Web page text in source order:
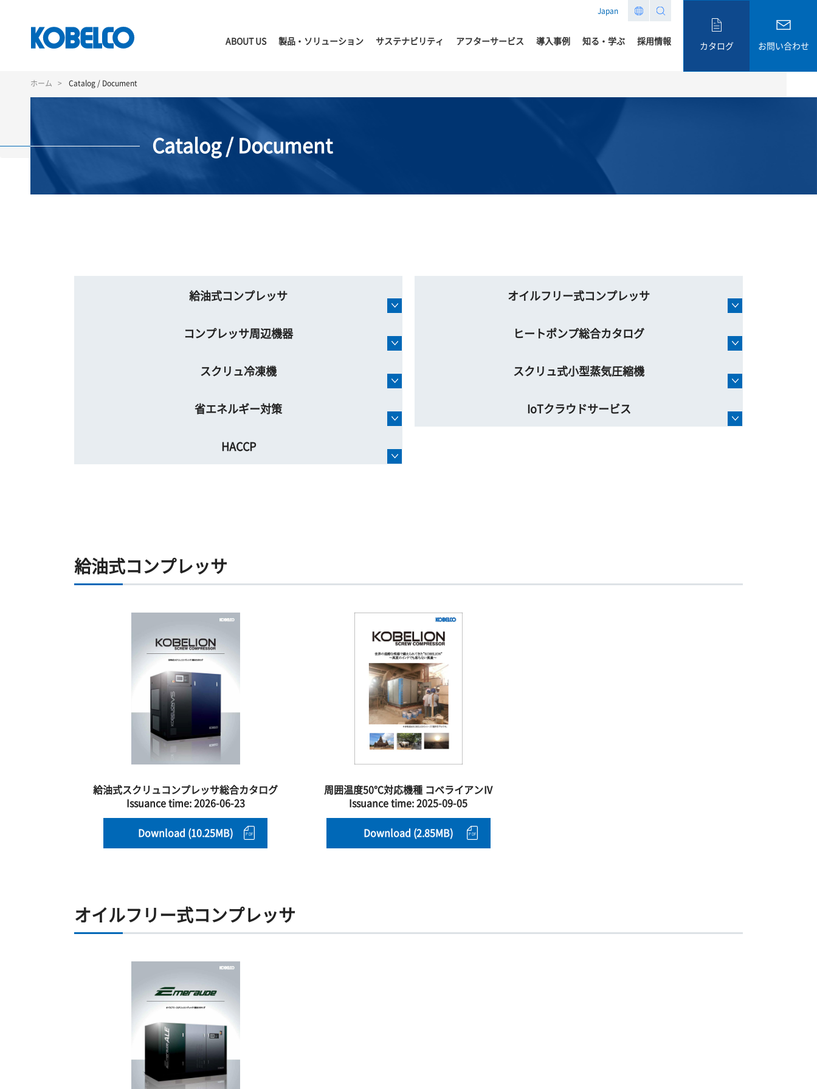
ン
Japan
ABOUT US 製品・ソリューション サステナビリティ アフターサービス 導入事例 知る・学ぶ 採用情報 カタログ お問い合わせ
ホーム Catalog / Document
Catalog / Document
給油式コンプレッサ オイルフリー式コンプレッサ
コンプレッサ周辺機器 ヒートポンプ総合カタログ
スクリュ冷凍機 スクリュ式小型蒸気圧縮機
省エネルギー対策 IoTクラウドサービス
HACCP
給油式コンプレッサ
給油式スクリュコンプレッサ総合カタログ
Issuance time:2026-06-23
Download (10.25MB)
周囲温度50℃対応機種 コベライアンⅣ
Issuance time:2025-09-05
Download (2.85MB)
オイルフリー式コンプレッサ